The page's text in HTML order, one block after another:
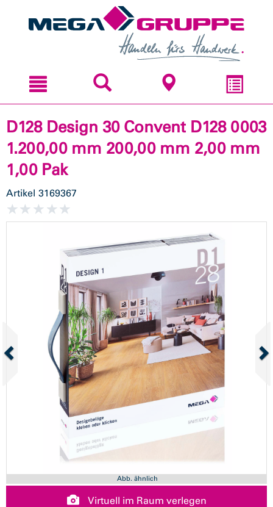
D128 Design 30 Convent D128 0003
1.200,00 mm 200,00 mm 2,00 mm
1,00 Pak
Artikel 3169367
Abb. ähnlich
Virtuell im Raum verlegen